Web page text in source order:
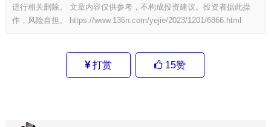
进行相关删除。 文章内容仅供参考，不构成投资建议。投资者据此操
作，风险自担。 https://www.136n.com/yejie/2023/1201/6866.html
打赏 15赞